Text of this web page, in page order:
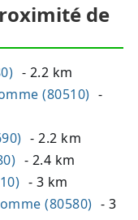
de
- 2.2 km
(80510) -
- 2.2 km
- 2.4 km
- 3 km
(80580) - 3